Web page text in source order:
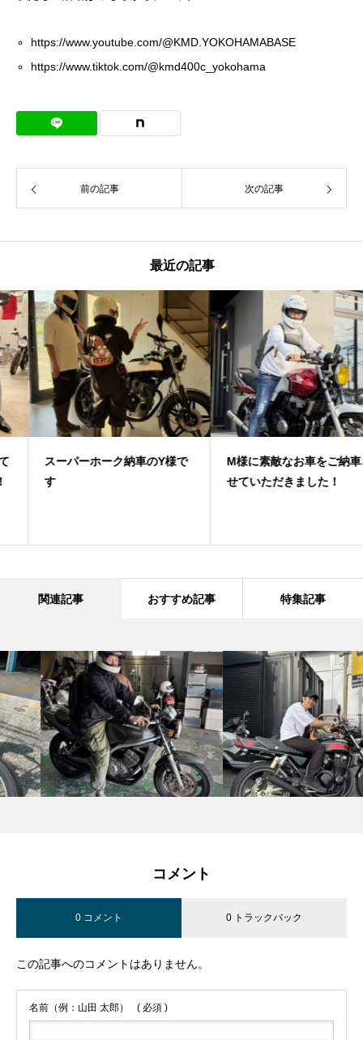
https://www.youtube.com/@KMD.YOKOHAMABASE
https://www.tiktok.com/@kmd400c_yokohama
前の記事 次の記事
最近の記事
スーパーホーク納車のY様で
M様に素敵なお車をご納車さ
せていただきました！
関連記事 おすすめ記事 特集記事
コメント
0 コメント 0 トラックバック
この記事へのコメントはありません。
名前（例：山田 太郎） ( 必須 )